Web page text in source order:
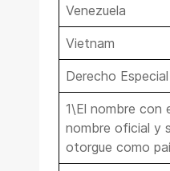
Venezuela
Vietnam
Derecho
1\El nombre con
nombre oficial y
otorgue como